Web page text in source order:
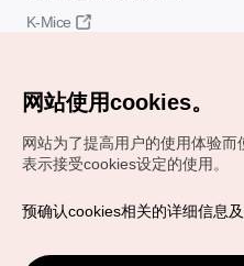
K-Mice
Copyrights (c) 韩国旅游发展
VISITKOREA官方邮箱
网站使用cookies。
网站为了提高用户的使用体验而
表示接受cookies设定的使用。
预确认cookies相关的详细信息